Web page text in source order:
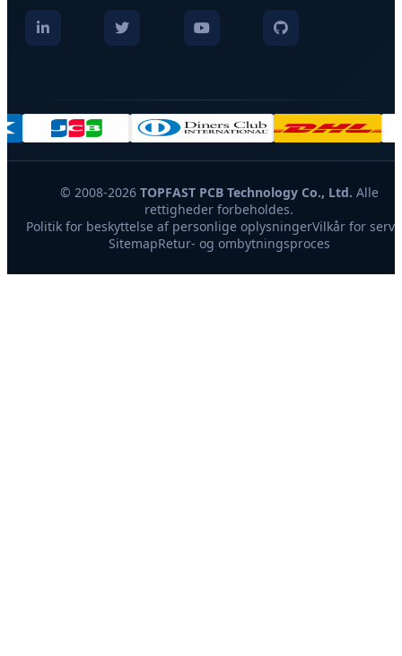
© 2008-2026 TOPFAST PCB Technology Co., Ltd. Alle
rettigheder forbeholdes.
Politik for beskyttelse af personlige oplysningerVilkår for
SitemapRetur- og ombytningsproces